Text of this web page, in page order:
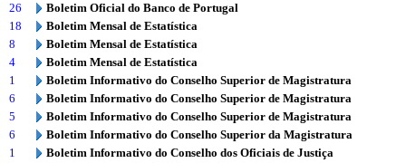
26
Boletim Oficial do Banco de Portugal
18
Boletim Mensal de Estatística
8
Boletim Mensal de Estatística
4
Boletim Mensal de Estatística
1
Boletim Informativo do Conselho Superior de Magistratura
6
Boletim Informativo do Conselho Superior de Magistratura
5
Boletim Informativo do Conselho Superior de Magistratura
6
Boletim Informativo do Conselho Superior da Magistratura
1
Boletim Informativo do Conselho dos Oficiais de Justiça